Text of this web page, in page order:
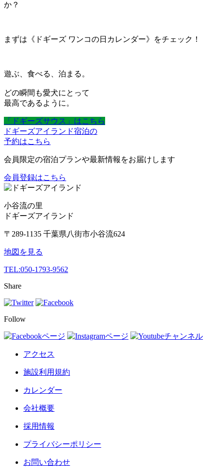
か？
まずは《ドギーズ ワンコの日カレンダー》をチェック！
遊ぶ、食べる、泊まる。
どの瞬間も愛犬にとって
最高であるように。
「ドギーズサウス」はこちら
ドギーズアイランド宿泊の
予約はこちら
会員限定の宿泊プランや最新情報をお届けします
会員登録はこちら
小谷流の里
ドギーズアイランド
〒289-1135 千葉県八街市小谷流624
地図を見る
TEL:050-1793-9562
Share
Follow
アクセス
施設利用規約
カレンダー
会社概要
採用情報
プライバシーポリシー
お問い合わせ